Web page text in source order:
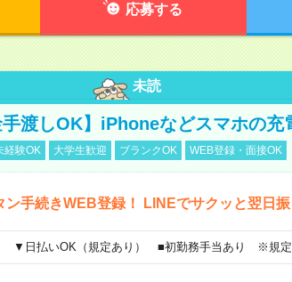
応募する
未読
手渡しOK】iPhoneなどスマホの充
経験OK 大学生歓迎 ブランクOK WEB登録・面接OK
ン手続きWEB登録！ LINEでサクッと翌日振
▼日払いOK（規定あり） ■初勤務手当あり ※規定